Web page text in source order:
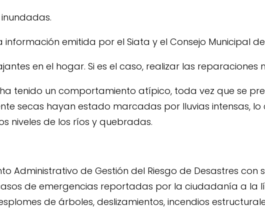
emitida por el Siata y el Consejo Municipal de
en el hogar. Si es el caso, realizar las reparaciones
ha tenido un comportamiento atípico, toda vez que se
secas hayan estado marcadas por lluvias intensas,
niveles de los ríos y quebradas.
Administrativo de Gestión del Riesgo de Desastres con
de emergencias reportadas por la ciudadanía a la
de árboles, deslizamientos, incendios